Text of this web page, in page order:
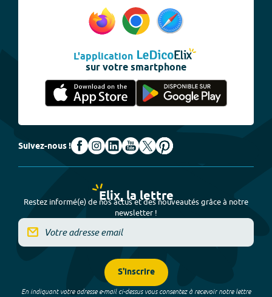
L'application
sur votre smartphone
Suivez-nous !
Elix, la lettre
Restez informé(e) de nos actus et des nouveautés grâce à notre
newsletter !
S'inscrire
En indiquant votre adresse e-mail ci-dessus vous consentez à recevoir notre lettre